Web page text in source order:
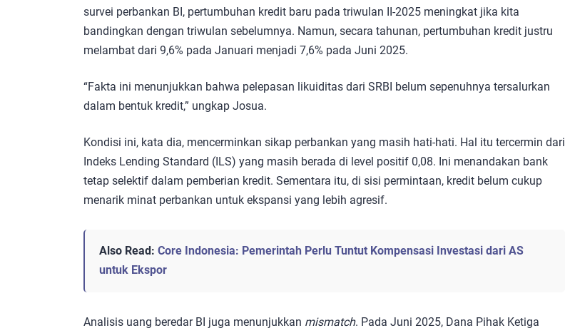
survei perbankan BI, pertumbuhan kredit baru pada triwulan II-2025 meningkat jika kita
bandingkan dengan triwulan sebelumnya. Namun, secara tahunan, pertumbuhan kredit justru
melambat dari 9,6% pada Januari menjadi 7,6% pada Juni 2025.
“Fakta ini menunjukkan bahwa pelepasan likuiditas dari SRBI belum sepenuhnya tersalurkan
dalam bentuk kredit,” ungkap Josua.
Kondisi ini, kata dia, mencerminkan sikap perbankan yang masih hati-hati. Hal itu tercermin dari
Indeks Lending Standard (ILS) yang masih berada di level positif 0,08. Ini menandakan bank
tetap selektif dalam pemberian kredit. Sementara itu, di sisi permintaan, kredit belum cukup
menarik minat perbankan untuk ekspansi yang lebih agresif.
Also Read: Core Indonesia: Pemerintah Perlu Tuntut Kompensasi Investasi dari AS
untuk Ekspor
Analisis uang beredar BI juga menunjukkan mismatch. Pada Juni 2025, Dana Pihak Ketiga